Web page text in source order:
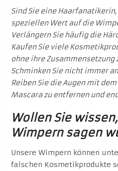
Sind Sie eine
speziellen Wert auf die
Verlängern Sie häufig die
Kaufen Sie viele
ohne ihre Zusammensetzung
Schminken Sie nicht immer
Reiben Sie die Augen mit
Mascara zu entfernen und
Wollen Sie
Wimpern sagen
Unsere Wimpern können
falschen Kosmetikprodukte